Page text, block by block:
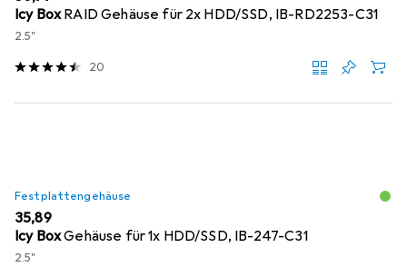
Icy BoxRAID Gehäuse für 2x HDD/SSD, IB-RD2253-C31
2.5"
20
Festplattengehäuse
EUR
35,89
Icy BoxGehäuse für 1x HDD/SSD, IB-247-C31
2.5"